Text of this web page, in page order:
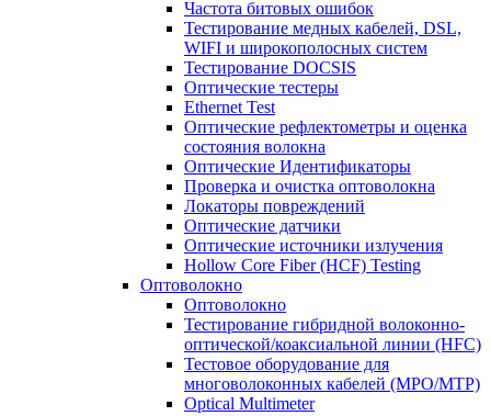
Частота битовых ошибок
Тестирование медных кабелей, DSL,
WIFI и широкополосных систем
Тестирование DOCSIS
Оптические тестеры
Ethernet Test
Оптические рефлектометры и оценка
состояния волокна
Оптические Идентификаторы
Проверка и очистка оптоволокна
Локаторы повреждений
Оптические датчики
Оптические источники излучения
Hollow Core Fiber (HCF) Testing
Оптоволокно
Оптоволокно
Тестирование гибридной волоконно-
оптической/коаксиальной линии (HFC)
Тестовое оборудование для
многоволоконных кабелей (MPO/MTP)
Optical Multimeter